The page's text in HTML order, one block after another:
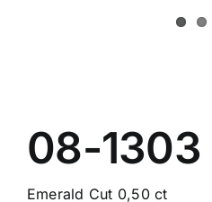
08-1303
Emerald Cut 0,50 ct